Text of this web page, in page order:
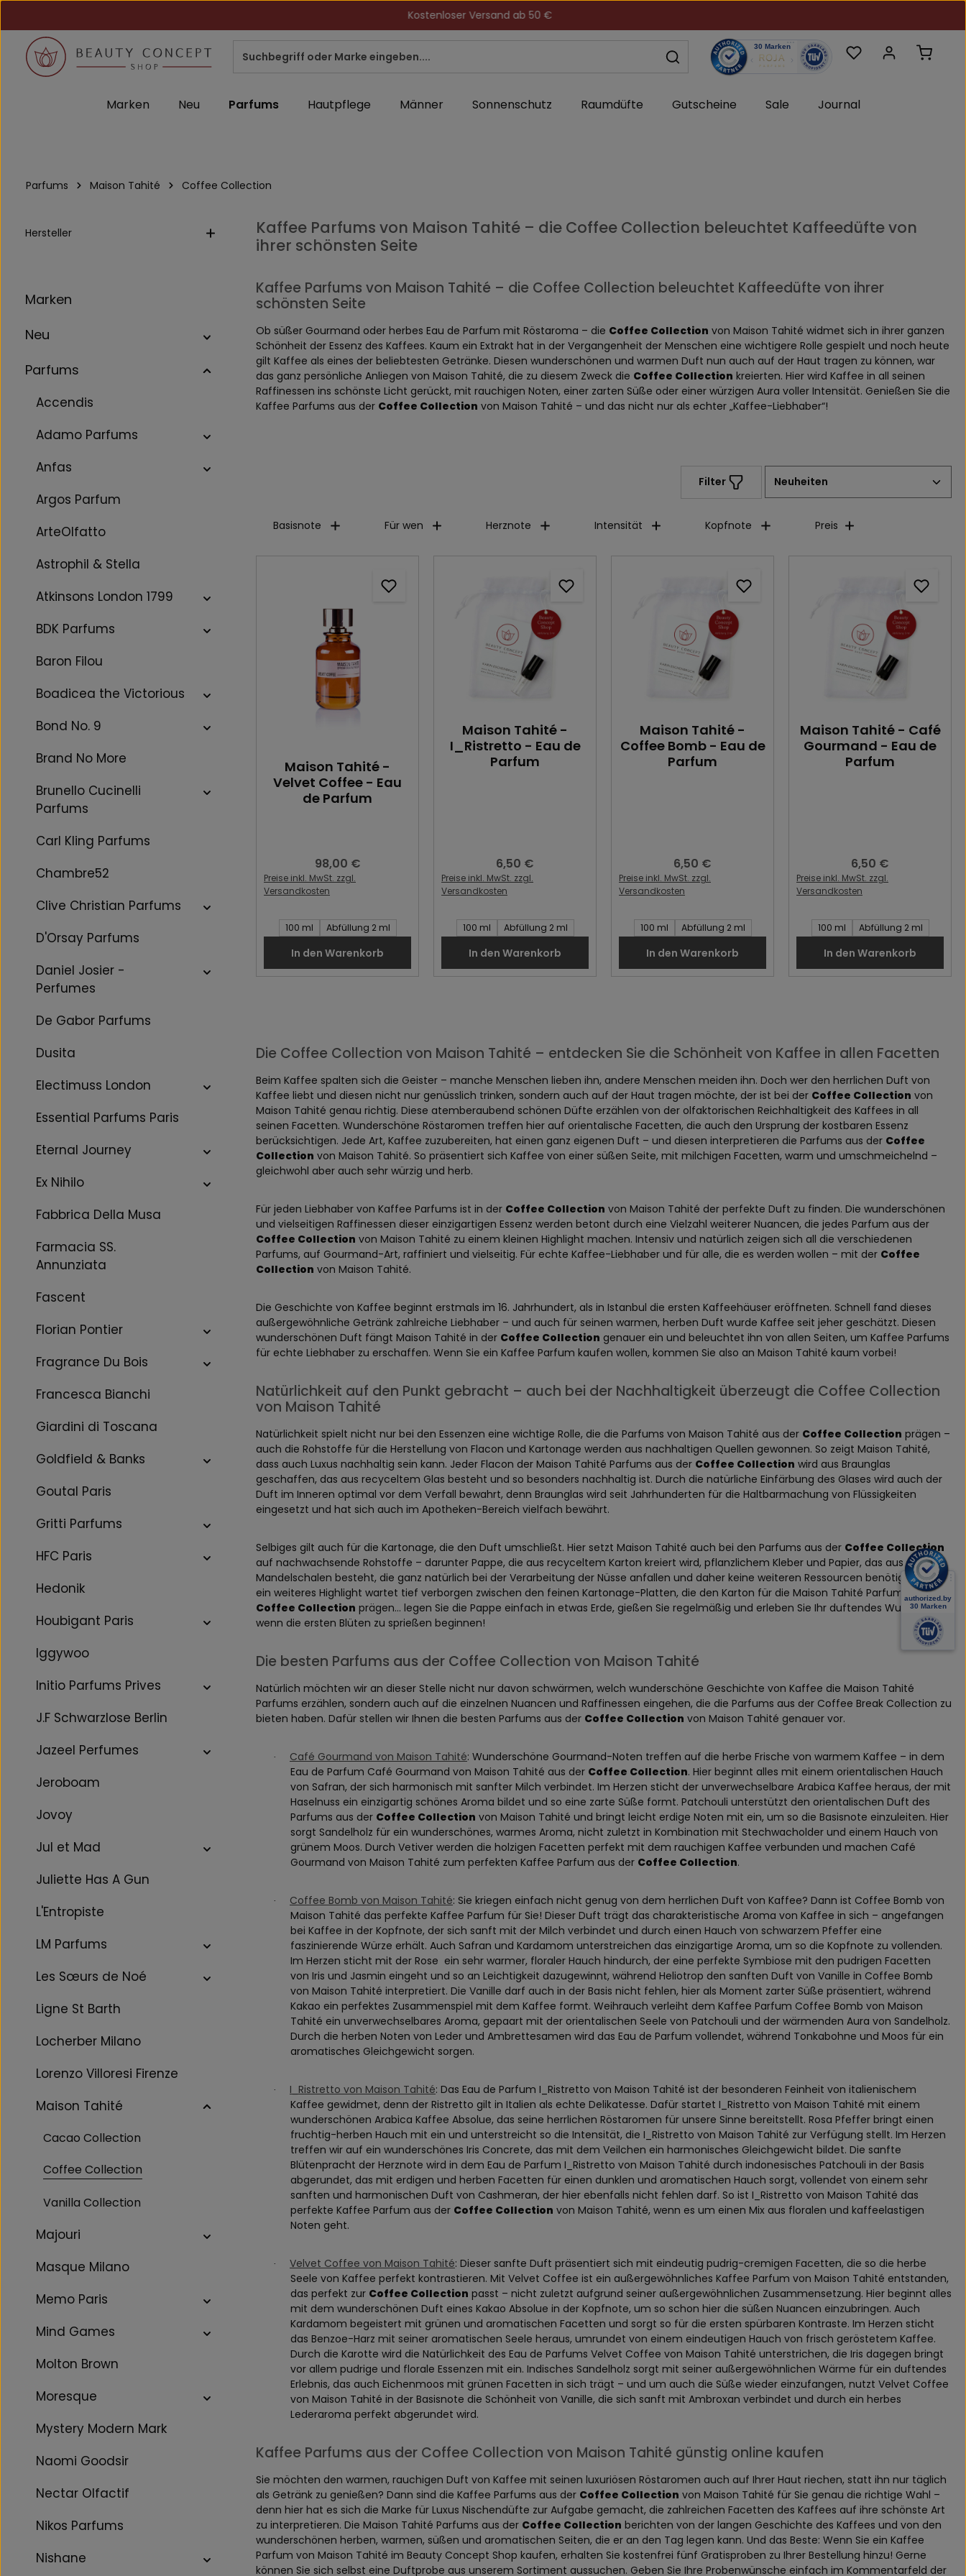
Kostenloser Versand ab 50 €
Du hast 0 Produkte
Marken Neu Parfums Hautpflege Männer Sonnenschutz Raumdüfte Gutscheine Sale Journal
Parfums Maison Tahité Coffee Collection
Hersteller
Marken
Neu
Parfums
Accendis
Adamo Parfums
Anfas
Argos Parfum
ArteOlfatto
Astrophil & Stella
Atkinsons London 1799
BDK Parfums
Baron Filou
Boadicea the Victorious
Bond No. 9
Brand No More
Brunello Cucinelli
Parfums
Carl Kling Parfums
Chambre52
Clive Christian Parfums
D'Orsay Parfums
Daniel Josier -
Perfumes
De Gabor Parfums
Dusita
Electimuss London
Essential Parfums Paris
Eternal Journey
Ex Nihilo
Fabbrica Della Musa
Farmacia SS.
Annunziata
Fascent
Florian Pontier
Fragrance Du Bois
Francesca Bianchi
Giardini di Toscana
Goldfield & Banks
Goutal Paris
Gritti Parfums
HFC Paris
Hedonik
Houbigant Paris
Iggywoo
Initio Parfums Prives
J.F Schwarzlose Berlin
Jazeel Perfumes
Jeroboam
Jovoy
Jul et Mad
Juliette Has A Gun
L'Entropiste
LM Parfums
Les Sœurs de Noé
Ligne St Barth
Locherber Milano
Lorenzo Villoresi Firenze
Maison Tahité
Cacao Collection
Coffee Collection
Vanilla Collection
Majouri
Masque Milano
Memo Paris
Mind Games
Molton Brown
Moresque
Mystery Modern Mark
Naomi Goodsir
Nectar Olfactif
Nikos Parfums
Nishane
Kaffee Parfums von Maison Tahité – die Coffee Collection beleuchtet Kaffeedüfte von
ihrer schönsten Seite
Kaffee Parfums von Maison Tahité – die Coffee Collection beleuchtet Kaffeedüfte von ihrer
schönsten Seite
Ob süßer Gourmand oder herbes Eau de Parfum mit Röstaroma – die Coffee Collection von Maison Tahité widmet sich in ihrer ganzen
Schönheit der Essenz des Kaffees. Kaum ein Extrakt hat in der Vergangenheit der Menschen eine wichtigere Rolle gespielt und noch heute
gilt Kaffee als eines der beliebtesten Getränke. Diesen wunderschönen und warmen Duft nun auch auf der Haut tragen zu können, war
das ganz persönliche Anliegen von Maison Tahité, die zu diesem Zweck die Coffee Collection kreierten. Hier wird Kaffee in all seinen
Raffinessen ins schönste Licht gerückt, mit rauchigen Noten, einer zarten Süße oder einer würzigen Aura voller Intensität. Genießen Sie die
Kaffee Parfums aus der Coffee Collection von Maison Tahité – und das nicht nur als echter „Kaffee-Liebhaber“!
Filter
Basisnote Für wen Herznote Intensität Kopfnote Preis
Maison Tahité -
Velvet Coffee - Eau
de Parfum
Regulärer Preis:
98,00 €
Preise inkl. MwSt. zzgl.
Versandkosten
Inhalt des Artikel:
100 ml Abfüllung 2 ml
In den Warenkorb
Maison Tahité -
I_Ristretto - Eau de
Parfum
Regulärer Preis:
6,50 €
Preise inkl. MwSt. zzgl.
Versandkosten
Inhalt des Artikel:
100 ml Abfüllung 2 ml
In den Warenkorb
Maison Tahité -
Coffee Bomb - Eau de
Parfum
Regulärer Preis:
6,50 €
Preise inkl. MwSt. zzgl.
Versandkosten
Inhalt des Artikel:
100 ml Abfüllung 2 ml
In den Warenkorb
Maison Tahité - Café
Gourmand - Eau de
Parfum
Regulärer Preis:
6,50 €
Preise inkl. MwSt. zzgl.
Versandkosten
Inhalt des Artikel:
100 ml Abfüllung 2 ml
In den Warenkorb
Die Coffee Collection von Maison Tahité – entdecken Sie die Schönheit von Kaffee in allen Facetten
Beim Kaffee spalten sich die Geister – manche Menschen lieben ihn, andere Menschen meiden ihn. Doch wer den herrlichen Duft von
Kaffee liebt und diesen nicht nur genüsslich trinken, sondern auch auf der Haut tragen möchte, der ist bei der Coffee Collection von
Maison Tahité genau richtig. Diese atemberaubend schönen Düfte erzählen von der olfaktorischen Reichhaltigkeit des Kaffees in all
seinen Facetten. Wunderschöne Röstaromen treffen hier auf orientalische Facetten, die auch den Ursprung der kostbaren Essenz
berücksichtigen. Jede Art, Kaffee zuzubereiten, hat einen ganz eigenen Duft – und diesen interpretieren die Parfums aus der Coffee
Collection von Maison Tahité. So präsentiert sich Kaffee von einer süßen Seite, mit milchigen Facetten, warm und umschmeichelnd –
gleichwohl aber auch sehr würzig und herb.
Für jeden Liebhaber von Kaffee Parfums ist in der Coffee Collection von Maison Tahité der perfekte Duft zu finden. Die wunderschönen
und vielseitigen Raffinessen dieser einzigartigen Essenz werden betont durch eine Vielzahl weiterer Nuancen, die jedes Parfum aus der
Coffee Collection von Maison Tahité zu einem kleinen Highlight machen. Intensiv und natürlich zeigen sich all die verschiedenen
Parfums, auf Gourmand-Art, raffiniert und vielseitig. Für echte Kaffee-Liebhaber und für alle, die es werden wollen – mit der Coffee
Collection von Maison Tahité.
Die Geschichte von Kaffee beginnt erstmals im 16. Jahrhundert, als in Istanbul die ersten Kaffeehäuser eröffneten. Schnell fand dieses
außergewöhnliche Getränk zahlreiche Liebhaber – und auch für seinen warmen, herben Duft wurde Kaffee seit jeher geschätzt. Diesen
wunderschönen Duft fängt Maison Tahité in der Coffee Collection genauer ein und beleuchtet ihn von allen Seiten, um Kaffee Parfums
für echte Liebhaber zu erschaffen. Wenn Sie ein Kaffee Parfum kaufen wollen, kommen Sie also an Maison Tahité kaum vorbei!
Natürlichkeit auf den Punkt gebracht – auch bei der Nachhaltigkeit überzeugt die Coffee Collection
von Maison Tahité
Natürlichkeit spielt nicht nur bei den Essenzen eine wichtige Rolle, die die Parfums von Maison Tahité aus der Coffee Collection prägen –
auch die Rohstoffe für die Herstellung von Flacon und Kartonage werden aus nachhaltigen Quellen gewonnen. So zeigt Maison Tahité,
dass auch Luxus nachhaltig sein kann. Jeder Flacon der Maison Tahité Parfums aus der Coffee Collection wird aus Braunglas
geschaffen, das aus recyceltem Glas besteht und so besonders nachhaltig ist. Durch die natürliche Einfärbung des Glases wird auch der
Duft im Inneren optimal vor dem Verfall bewahrt, denn Braunglas wird seit Jahrhunderten für die Haltbarmachung von Flüssigkeiten
eingesetzt und hat sich auch im Apotheken-Bereich vielfach bewährt.
Selbiges gilt auch für die Kartonage, die den Duft umschließt. Hier setzt Maison Tahité auch bei den Parfums aus der Coffee Collection
auf nachwachsende Rohstoffe – darunter Pappe, die aus recyceltem Karton kreiert wird, pflanzlichem Kleber und Papier, das aus
Mandelschalen besteht, die ganz natürlich bei der Verarbeitung der Nüsse anfallen und daher keine weiteren Ressourcen benötigen. Und
ein weiteres Highlight wartet tief verborgen zwischen den feinen Kartonage-Platten, die den Karton für die Maison Tahité Parfums aus der
Coffee Collection prägen… legen Sie die Pappe einfach in etwas Erde, gießen Sie regelmäßig und erleben Sie Ihr duftendes Wunder,
wenn die ersten Blüten zu sprießen beginnen!
Die besten Parfums aus der Coffee Collection von Maison Tahité
Natürlich möchten wir an dieser Stelle nicht nur davon schwärmen, welch wunderschöne Geschichte von Kaffee die Maison Tahité
Parfums erzählen, sondern auch auf die einzelnen Nuancen und Raffinessen eingehen, die die Parfums aus der Coffee Break Collection zu
bieten haben. Dafür stellen wir Ihnen die besten Parfums aus der Coffee Collection von Maison Tahité genauer vor.
· Café Gourmand von Maison Tahité: Wunderschöne Gourmand-Noten treffen auf die herbe Frische von warmem Kaffee – in dem
Eau de Parfum Café Gourmand von Maison Tahité aus der Coffee Collection. Hier beginnt alles mit einem orientalischen Hauch
von Safran, der sich harmonisch mit sanfter Milch verbindet. Im Herzen sticht der unverwechselbare Arabica Kaffee heraus, der mit
Haselnuss ein einzigartig schönes Aroma bildet und so eine zarte Süße formt. Patchouli unterstützt den orientalischen Duft des
Parfums aus der Coffee Collection von Maison Tahité und bringt leicht erdige Noten mit ein, um so die Basisnote einzuleiten. Hier
sorgt Sandelholz für ein wunderschönes, warmes Aroma, nicht zuletzt in Kombination mit Stechwacholder und einem Hauch von
grünem Moos. Durch Vetiver werden die holzigen Facetten perfekt mit dem rauchigen Kaffee verbunden und machen Café
Gourmand von Maison Tahité zum perfekten Kaffee Parfum aus der Coffee Collection.
· Coffee Bomb von Maison Tahité: Sie kriegen einfach nicht genug von dem herrlichen Duft von Kaffee? Dann ist Coffee Bomb von
Maison Tahité das perfekte Kaffee Parfum für Sie! Dieser Duft trägt das charakteristische Aroma von Kaffee in sich – angefangen
bei Kaffee in der Kopfnote, der sich sanft mit der Milch verbindet und durch einen Hauch von schwarzem Pfeffer eine
faszinierende Würze erhält. Auch Safran und Kardamom unterstreichen das einzigartige Aroma, um so die Kopfnote zu vollenden.
Im Herzen sticht mit der Rose ein sehr warmer, floraler Hauch hindurch, der eine perfekte Symbiose mit den pudrigen Facetten
von Iris und Jasmin eingeht und so an Leichtigkeit dazugewinnt, während Heliotrop den sanften Duft von Vanille in Coffee Bomb
von Maison Tahité interpretiert. Die Vanille darf auch in der Basis nicht fehlen, hier als Moment zarter Süße präsentiert, während
Kakao ein perfektes Zusammenspiel mit dem Kaffee formt. Weihrauch verleiht dem Kaffee Parfum Coffee Bomb von Maison
Tahité ein unverwechselbares Aroma, gepaart mit der orientalischen Seele von Patchouli und der wärmenden Aura von Sandelholz.
Durch die herben Noten von Leder und Ambrettesamen wird das Eau de Parfum vollendet, während Tonkabohne und Moos für ein
aromatisches Gleichgewicht sorgen.
· I_Ristretto von Maison Tahité: Das Eau de Parfum I_Ristretto von Maison Tahité ist der besonderen Feinheit von italienischem
Kaffee gewidmet, denn der Ristretto gilt in Italien als echte Delikatesse. Dafür startet I_Ristretto von Maison Tahité mit einem
wunderschönen Arabica Kaffee Absolue, das seine herrlichen Röstaromen für unsere Sinne bereitstellt. Rosa Pfeffer bringt einen
fruchtig-herben Hauch mit ein und unterstreicht so die Intensität, die I_Ristretto von Maison Tahité zur Verfügung stellt. Im Herzen
treffen wir auf ein wunderschönes Iris Concrete, das mit dem Veilchen ein harmonisches Gleichgewicht bildet. Die sanfte
Blütenpracht der Herznote wird in dem Eau de Parfum I_Ristretto von Maison Tahité durch indonesisches Patchouli in der Basis
abgerundet, das mit erdigen und herben Facetten für einen dunklen und aromatischen Hauch sorgt, vollendet von einem sehr
sanften und harmonischen Duft von Cashmeran, der hier ebenfalls nicht fehlen darf. So ist I_Ristretto von Maison Tahité das
perfekte Kaffee Parfum aus der Coffee Collection von Maison Tahité, wenn es um einen Mix aus floralen und kaffeelastigen
Noten geht.
· Velvet Coffee von Maison Tahité: Dieser sanfte Duft präsentiert sich mit eindeutig pudrig-cremigen Facetten, die so die herbe
Seele von Kaffee perfekt kontrastieren. Mit Velvet Coffee ist ein außergewöhnliches Kaffee Parfum von Maison Tahité entstanden,
das perfekt zur Coffee Collection passt – nicht zuletzt aufgrund seiner außergewöhnlichen Zusammensetzung. Hier beginnt alles
mit dem wunderschönen Duft eines Kakao Absolue in der Kopfnote, um so schon hier die süßen Nuancen einzubringen. Auch
Kardamom begeistert mit grünen und aromatischen Facetten und sorgt so für die ersten spürbaren Kontraste. Im Herzen sticht
das Benzoe-Harz mit seiner aromatischen Seele heraus, umrundet von einem eindeutigen Hauch von frisch geröstetem Kaffee.
Durch die Karotte wird die Natürlichkeit des Eau de Parfums Velvet Coffee von Maison Tahité unterstrichen, die Iris dagegen bringt
vor allem pudrige und florale Essenzen mit ein. Indisches Sandelholz sorgt mit seiner außergewöhnlichen Wärme für ein duftendes
Erlebnis, das auch Eichenmoos mit grünen Facetten in sich trägt – und um auch die Süße wieder einzufangen, nutzt Velvet Coffee
von Maison Tahité in der Basisnote die Schönheit von Vanille, die sich sanft mit Ambroxan verbindet und durch ein herbes
Lederaroma perfekt abgerundet wird.
Kaffee Parfums aus der Coffee Collection von Maison Tahité günstig online kaufen
Sie möchten den warmen, rauchigen Duft von Kaffee mit seinen luxuriösen Röstaromen auch auf Ihrer Haut riechen, statt ihn nur täglich
als Getränk zu genießen? Dann sind die Kaffee Parfums aus der Coffee Collection von Maison Tahité für Sie genau die richtige Wahl –
denn hier hat es sich die Marke für Luxus Nischendüfte zur Aufgabe gemacht, die zahlreichen Facetten des Kaffees auf ihre schönste Art
zu interpretieren. Die Maison Tahité Parfums aus der Coffee Collection berichten von der langen Geschichte des Kaffees und von den
wunderschönen herben, warmen, süßen und aromatischen Seiten, die er an den Tag legen kann. Und das Beste: Wenn Sie ein Kaffee
Parfum von Maison Tahité im Beauty Concept Shop kaufen, erhalten Sie kostenfrei fünf Gratisproben zu Ihrer Bestellung hinzu! Gerne
können Sie sich selbst eine Duftprobe aus unserem Sortiment aussuchen. Geben Sie Ihre Probenwünsche einfach im Kommentarfeld der